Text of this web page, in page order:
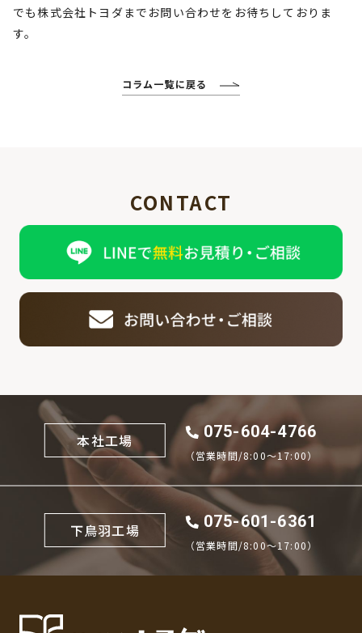
でも株式会社トヨダまでお問い合わせをお待ちしておりま
す。
コラム一覧に戻る
CONTACT
本社工場 075-604-4766
（営業時間/8:00〜17:00）
下鳥羽工場 075-601-6361
（営業時間/8:00〜17:00）